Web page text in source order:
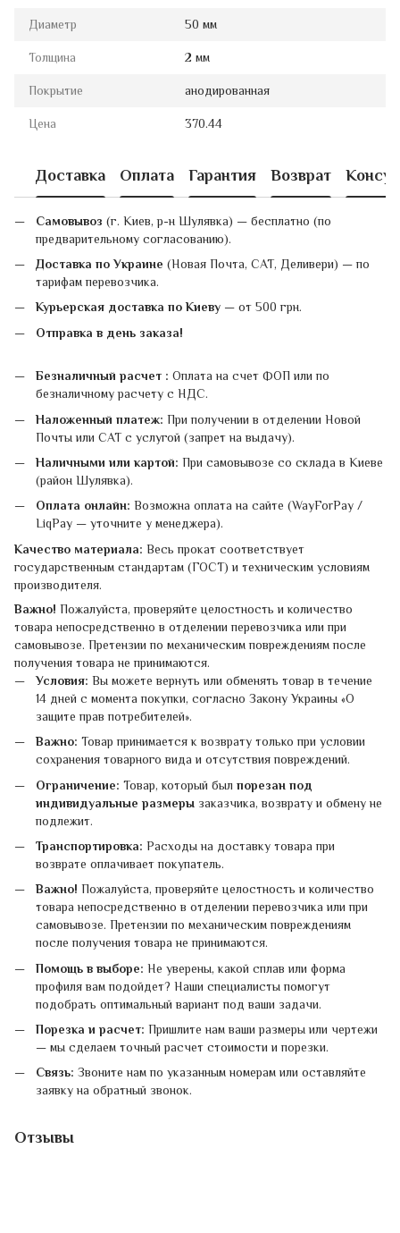
Диаметр 50 мм
Толщина 2 мм
Покрытие анодированная
Цена 370.44
Доставка Оплата Гарантия Возврат
Самовывоз (г. Киев, р-н Шулявка) — бесплатно (по
предварительному согласованию).
Доставка по Украине (Новая Почта, САТ, Деливери) — по
тарифам перевозчика.
Курьерская доставка по Киеву — от 500 грн.
Отправка в день заказа!
Безналичный расчет : Оплата на счет ФОП или по
безналичному расчету с НДС.
Наложенный платеж: При получении в отделении Новой
Почты или САТ с услугой (запрет на выдачу).
Наличными или картой: При самовывозе со склада в Киеве
(район Шулявка).
Оплата онлайн: Возможна оплата на сайте (WayForPay /
LiqPay — уточните у менеджера).
Качество материала: Весь прокат соответствует
государственным стандартам (ГОСТ) и техническим условиям
производителя.
Важно! Пожалуйста, проверяйте целостность и количество
товара непосредственно в отделении перевозчика или при
самовывозе. Претензии по механическим повреждениям после
получения товара не принимаются.
Условия: Вы можете вернуть или обменять товар в течение
14 дней с момента покупки, согласно Закону Украины «О
защите прав потребителей».
Важно: Товар принимается к возврату только при условии
сохранения товарного вида и отсутствия повреждений.
Ограничение: Товар, который был порезан под
индивидуальные размеры заказчика, возврату и обмену не
подлежит.
Транспортировка: Расходы на доставку товара при
возврате оплачивает покупатель.
Важно! Пожалуйста, проверяйте целостность и количество
товара непосредственно в отделении перевозчика или при
самовывозе. Претензии по механическим повреждениям
после получения товара не принимаются.
Помощь в выборе: Не уверены, какой сплав или форма
профиля вам подойдет? Наши специалисты помогут
подобрать оптимальный вариант под ваши задачи.
Порезка и расчет: Пришлите нам ваши размеры или чертежи
— мы сделаем точный расчет стоимости и порезки.
Связь: Звоните нам по указанным номерам или оставляйте
заявку на обратный звонок.
Отзывы